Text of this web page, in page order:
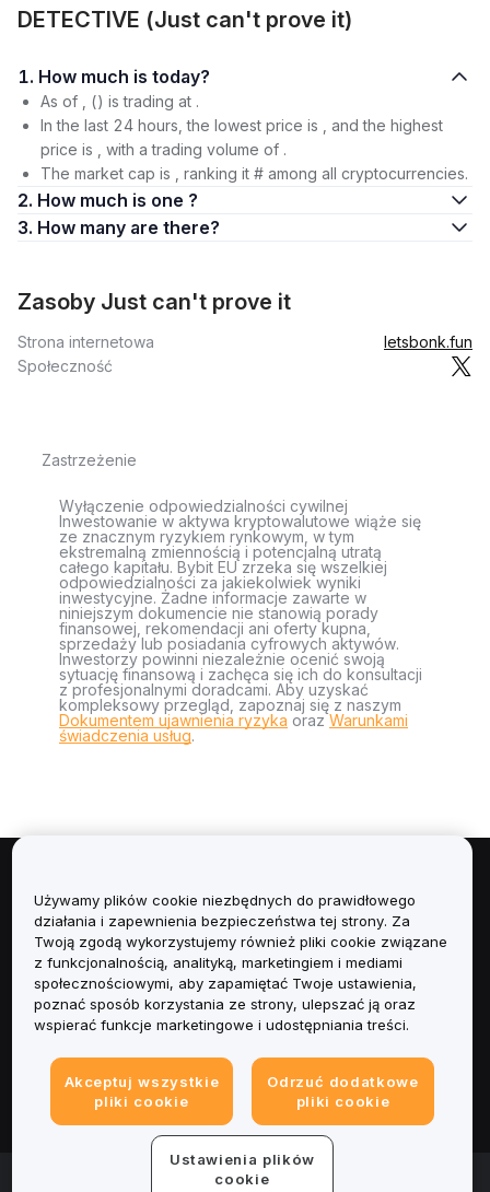
DETECTIVE (Just can't prove it)
1. How much is today?
As of , () is trading at .
In the last 24 hours, the lowest price is , and the highest
price is , with a trading volume of .
The market cap is , ranking it # among all cryptocurrencies.
2. How much is one ?
3. How many are there?
Zasoby Just can't prove it
Strona internetowa
letsbonk.fun
Społeczność
Zastrzeżenie
Wyłączenie odpowiedzialności cywilnej
Inwestowanie w aktywa kryptowalutowe wiąże się
ze znacznym ryzykiem rynkowym, w tym
ekstremalną zmiennością i potencjalną utratą
całego kapitału. Bybit EU zrzeka się wszelkiej
odpowiedzialności za jakiekolwiek wyniki
inwestycyjne. Żadne informacje zawarte w
niniejszym dokumencie nie stanowią porady
finansowej, rekomendacji ani oferty kupna,
sprzedaży lub posiadania cyfrowych aktywów.
Inwestorzy powinni niezależnie ocenić swoją
sytuację finansową i zachęca się ich do konsultacji
z profesjonalnymi doradcami. Aby uzyskać
kompleksowy przegląd, zapoznaj się z naszym
Dokumentem ujawnienia ryzyka orazWarunkami
świadczenia usług.
Informacje
Usługi
Obsługa Klienta
Informacje prawne
© 2025-2026 Bybit.eu. All rights reserved.
Używamy plików cookie niezbędnych do prawidłowego
działania i zapewnienia bezpieczeństwa tej strony. Za
Twoją zgodą wykorzystujemy również pliki cookie związane
z funkcjonalnością, analityką, marketingiem i mediami
społecznościowymi, aby zapamiętać Twoje ustawienia,
poznać sposób korzystania ze strony, ulepszać ją oraz
wspierać funkcje marketingowe i udostępniania treści.
Akceptuj wszystkie
pliki cookie
Odrzuć dodatkowe
pliki cookie
Ustawienia plików
cookie